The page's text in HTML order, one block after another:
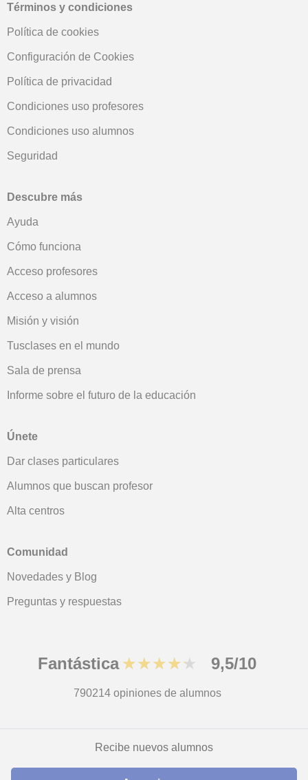
Recibe nuevos alumnos
Términos y condiciones
Política de cookies
Configuración de Cookies
Política de privacidad
Condiciones uso profesores
Condiciones uso alumnos
Seguridad
Descubre más
Ayuda
Cómo funciona
Acceso profesores
Acceso a alumnos
Misión y visión
Tusclases en el mundo
Sala de prensa
Informe sobre el futuro de la educación
Únete
Dar clases particulares
Alumnos que buscan profesor
Alta centros
Comunidad
Novedades y Blog
Preguntas y respuestas
Fantástica ★★★★★ 9,5/10
790214 opiniones de alumnos
Mapa web:Profesores particulares